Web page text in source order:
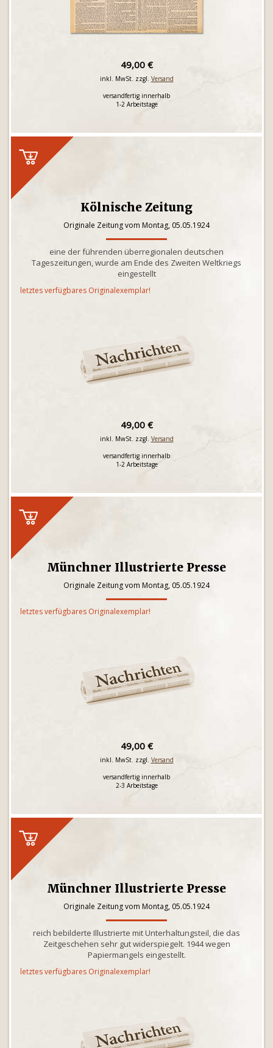
49,00 €
inkl. MwSt. zzgl. Versand
versandfertig innerhalb
1-2 Arbeitstage
Kölnische Zeitung
Originale Zeitung vom Montag, 05.05.1924
eine der führenden überregionalen deutschen
Tageszeitungen, wurde am Ende des Zweiten Weltkriegs
eingestellt
letztes verfügbares Originalexemplar!
49,00 €
inkl. MwSt. zzgl. Versand
versandfertig innerhalb
1-2 Arbeitstage
Münchner Illustrierte Presse
Originale Zeitung vom Montag, 05.05.1924
letztes verfügbares Originalexemplar!
49,00 €
inkl. MwSt. zzgl. Versand
versandfertig innerhalb
2-3 Arbeitstage
Münchner Illustrierte Presse
Originale Zeitung vom Montag, 05.05.1924
reich bebilderte Illustrierte mit Unterhaltungsteil, die das
Zeitgeschehen sehr gut widerspiegelt. 1944 wegen
Papiermangels eingestellt.
letztes verfügbares Originalexemplar!